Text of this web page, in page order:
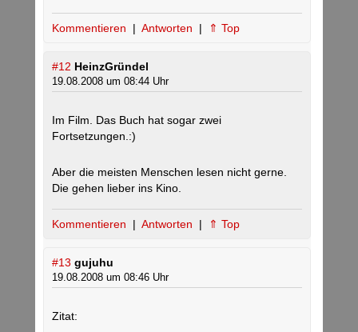
Kommentieren | Antworten | ⇑ Top
#12 HeinzGründel
19.08.2008 um 08:44 Uhr
Im Film. Das Buch hat sogar zwei
Fortsetzungen.:)
Aber die meisten Menschen lesen nicht gerne.
Die gehen lieber ins Kino.
Kommentieren | Antworten | ⇑ Top
#13 gujuhu
19.08.2008 um 08:46 Uhr
Zitat: